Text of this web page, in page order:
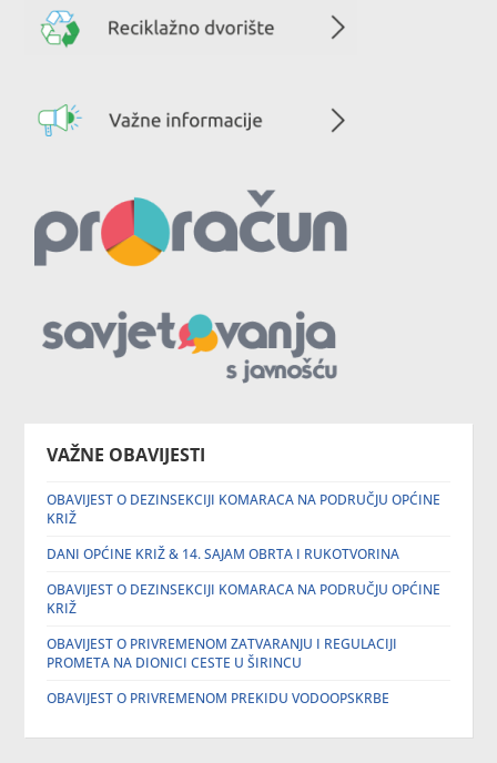
VAŽNE OBAVIJESTI
OBAVIJEST O DEZINSEKCIJI KOMARACA NA PODRUČJU OPĆINE
KRIŽ
DANI OPĆINE KRIŽ & 14. SAJAM OBRTA I RUKOTVORINA
OBAVIJEST O DEZINSEKCIJI KOMARACA NA PODRUČJU OPĆINE
KRIŽ
OBAVIJEST O PRIVREMENOM ZATVARANJU I REGULACIJI
PROMETA NA DIONICI CESTE U ŠIRINCU
OBAVIJEST O PRIVREMENOM PREKIDU VODOOPSKRBE